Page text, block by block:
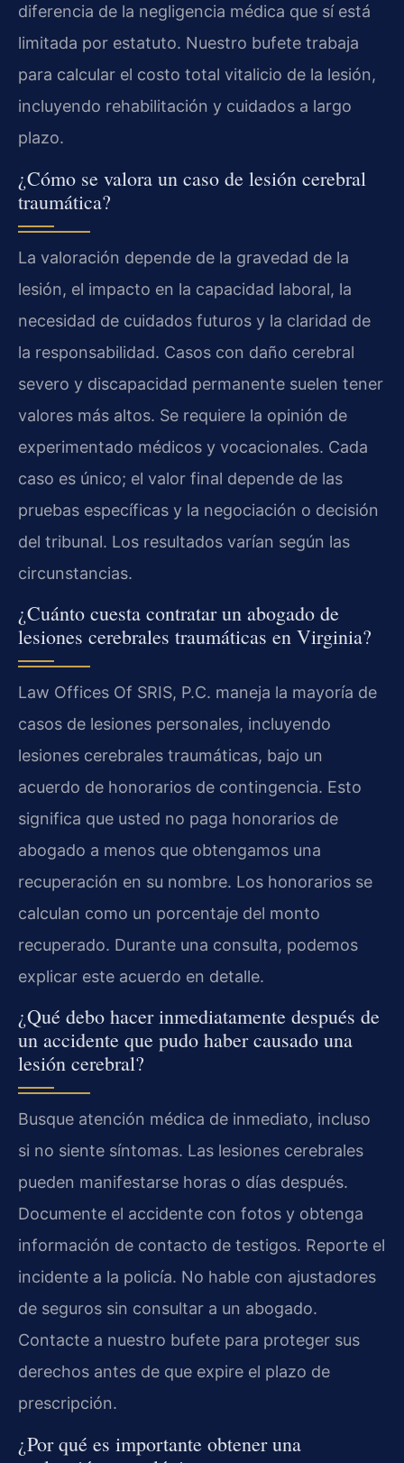
diferencia de la negligencia médica que sí está
limitada por estatuto. Nuestro bufete trabaja
para calcular el costo total vitalicio de la lesión,
incluyendo rehabilitación y cuidados a largo
plazo.
¿Cómo se valora un caso de lesión cerebral
traumática?
La valoración depende de la gravedad de la
lesión, el impacto en la capacidad laboral, la
necesidad de cuidados futuros y la claridad de
la responsabilidad. Casos con daño cerebral
severo y discapacidad permanente suelen tener
valores más altos. Se requiere la opinión de
experimentado médicos y vocacionales. Cada
caso es único; el valor final depende de las
pruebas específicas y la negociación o decisión
del tribunal. Los resultados varían según las
circunstancias.
¿Cuánto cuesta contratar un abogado de
lesiones cerebrales traumáticas en Virginia?
Law Offices Of SRIS, P.C. maneja la mayoría de
casos de lesiones personales, incluyendo
lesiones cerebrales traumáticas, bajo un
acuerdo de honorarios de contingencia. Esto
significa que usted no paga honorarios de
abogado a menos que obtengamos una
recuperación en su nombre. Los honorarios se
calculan como un porcentaje del monto
recuperado. Durante una consulta, podemos
explicar este acuerdo en detalle.
¿Qué debo hacer inmediatamente después de
un accidente que pudo haber causado una
lesión cerebral?
Busque atención médica de inmediato, incluso
si no siente síntomas. Las lesiones cerebrales
pueden manifestarse horas o días después.
Documente el accidente con fotos y obtenga
información de contacto de testigos. Reporte el
incidente a la policía. No hable con ajustadores
de seguros sin consultar a un abogado.
Contacte a nuestro bufete para proteger sus
derechos antes de que expire el plazo de
prescripción.
¿Por qué es importante obtener una